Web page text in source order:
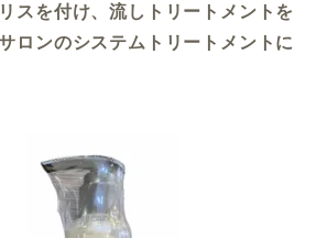
スを付け、流しトリートメントを
ロンのシステムトリートメントに